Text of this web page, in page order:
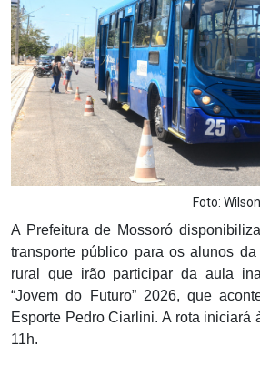
Foto:
A Prefeitura de Mossoró
transporte público para os alunos
rural que irão participar da aula
“Jovem do Futuro” 2026, que
Esporte Pedro Ciarlini. A rota iniciará
11h.